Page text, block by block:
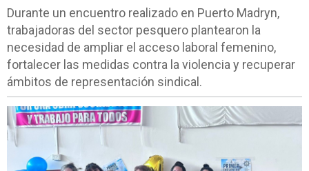
Durante un encuentro realizado en Puerto Madryn,
trabajadoras del sector pesquero plantearon la
necesidad de ampliar el acceso laboral femenino,
fortalecer las medidas contra la violencia y recuperar
ámbitos de representación sindical.